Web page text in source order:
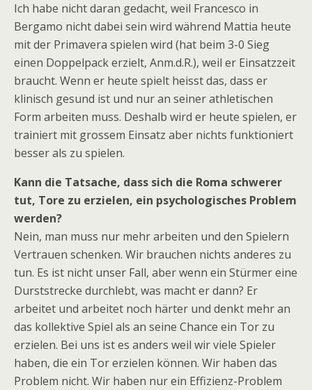
Ich habe nicht daran gedacht, weil Francesco in
Bergamo nicht dabei sein wird während Mattia heute
mit der Primavera spielen wird (hat beim 3-0 Sieg
einen Doppelpack erzielt, Anm.d.R.), weil er Einsatzzeit
braucht. Wenn er heute spielt heisst das, dass er
klinisch gesund ist und nur an seiner athletischen
Form arbeiten muss. Deshalb wird er heute spielen, er
trainiert mit grossem Einsatz aber nichts funktioniert
besser als zu spielen.
Kann die Tatsache, dass sich die Roma schwerer
tut, Tore zu erzielen, ein psychologisches Problem
werden?
Nein, man muss nur mehr arbeiten und den Spielern
Vertrauen schenken. Wir brauchen nichts anderes zu
tun. Es ist nicht unser Fall, aber wenn ein Stürmer eine
Durststrecke durchlebt, was macht er dann? Er
arbeitet und arbeitet noch härter und denkt mehr an
das kollektive Spiel als an seine Chance ein Tor zu
erzielen. Bei uns ist es anders weil wir viele Spieler
haben, die ein Tor erzielen können. Wir haben das
Problem nicht. Wir haben nur ein Effizienz-Problem